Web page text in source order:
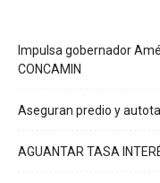
Impulsa gobernador
CONCAMIN
Aseguran predio y
AGUANTAR TASA